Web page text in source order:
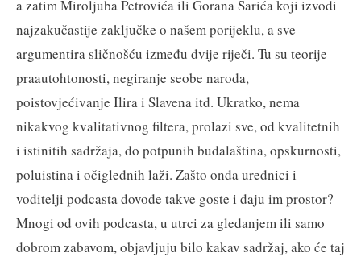
a zatim Miroljuba Petrovića ili Gorana Šarića koji izvodi
najzakučastije zaključke o našem porijeklu, a sve
argumentira sličnošću između dvije riječi. Tu su teorije
praautohtonosti, negiranje seobe naroda,
poistovjećivanje Ilira i Slavena itd. Ukratko, nema
nikakvog kvalitativnog filtera, prolazi sve, od kvalitetnih
i istinitih sadržaja, do potpunih budalaština, opskurnosti,
poluistina i očiglednih laži. Zašto onda urednici i
voditelji podcasta dovode takve goste i daju im prostor?
Mnogi od ovih podcasta, u utrci za gledanjem ili samo
dobrom zabavom, objavljuju bilo kakav sadržaj, ako će taj